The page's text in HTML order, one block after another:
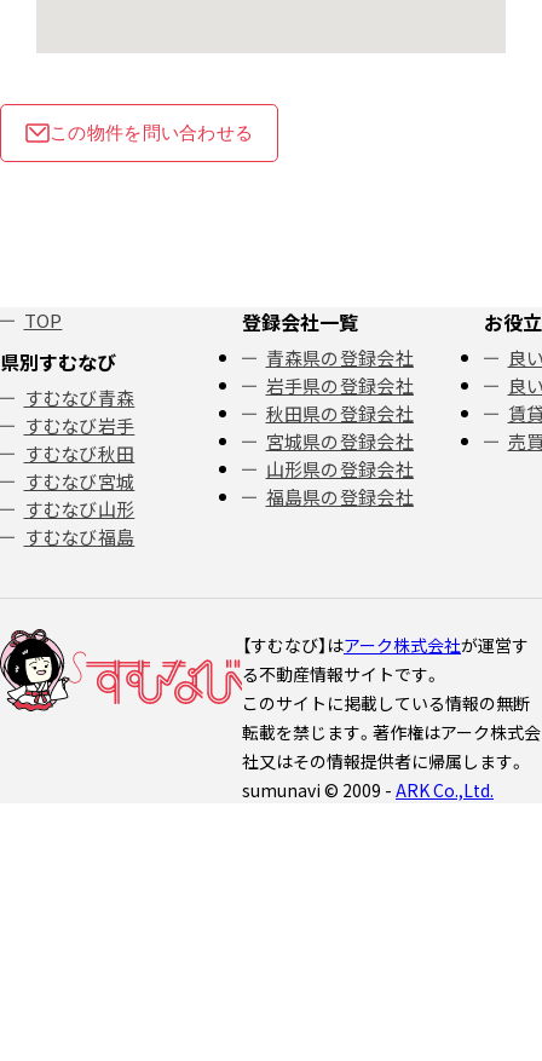
この物件を問い合わせる
TOP
県別すむなび
すむなび青森
すむなび岩手
すむなび秋田
すむなび宮城
すむなび山形
すむなび福島
登録会社一覧
青森県の登録会社
岩手県の登録会社
秋田県の登録会社
宮城県の登録会社
山形県の登録会社
福島県の登録会社
お役
良
良
賃
売
【すむなび】はアーク株式会社が運営す
る不動産情報サイトです。
このサイトに掲載している情報の無断
転載を禁じます。著作権はアーク株式会
社又はその情報提供者に帰属します。
sumunavi © 2009 - ARK Co.,Ltd.